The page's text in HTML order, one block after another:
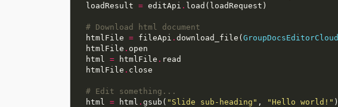
  loadResult
= editApi .
# Download html document
  htmlFile
= fileApi . download_file( GroupDocsEditorCloud
  htmlFile
.
  html
= htmlFile .
  htmlFile
.
# Edit something...
  html
= html . gsub( "Slide sub-heading" , "Hello world!"